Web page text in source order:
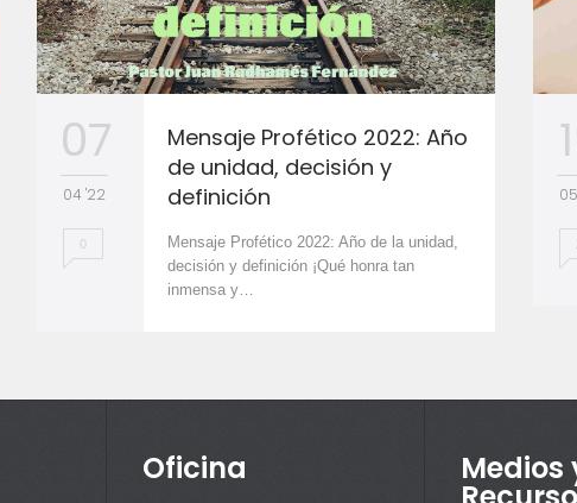
07
04 '22
0
Mensaje Profético 2022: Año
de unidad, decisión y
definición
Mensaje Profético 2022: Año de la unidad,
decisión y definición ¡Qué honra tan
inmensa y…
Oficina Medios